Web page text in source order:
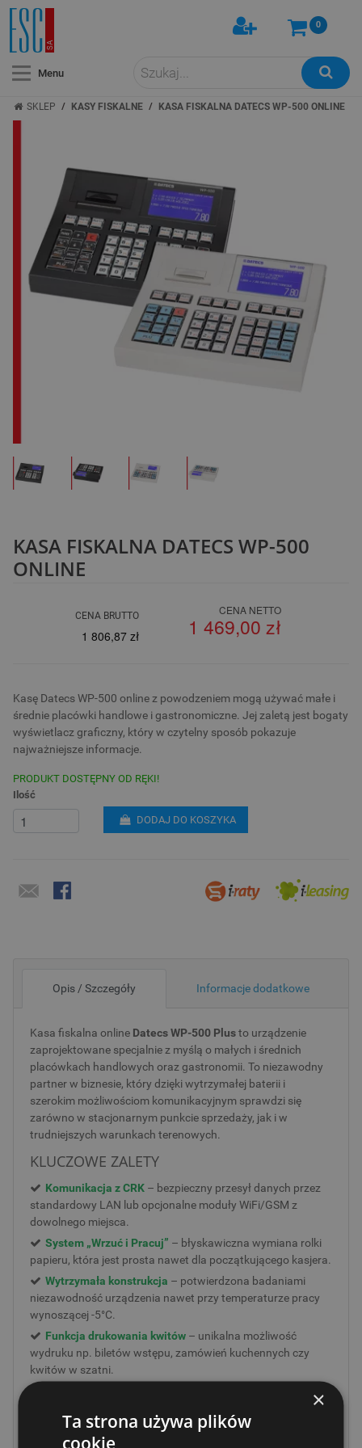
Menu
0
SKLEP / KASY FISKALNE / KASA FISKALNA DATECS WP-500 ONLINE
KASA FISKALNA DATECS WP-500
ONLINE
CENA BRUTTO
1 806,87 zł
CENA NETTO
1 469,00 zł
Kasę Datecs WP-500 online z powodzeniem mogą używać małe i
średnie placówki handlowe i gastronomiczne. Jej zaletą jest bogaty
wyświetlacz graficzny, który w czytelny sposób pokazuje
najważniejsze informacje.
PRODUKT DOSTĘPNY OD RĘKI!
Ilość
DODAJ DO KOSZYKA
Opis / Szczegóły Informacje dodatkowe
Kasa fiskalna online Datecs WP-500 Plusto urządzenie
zaprojektowane specjalnie z myślą o małych i średnich
placówkach handlowych oraz gastronomii. To niezawodny
partner w biznesie, który dzięki wytrzymałej baterii i
szerokim możliwościom komunikacyjnym sprawdzi się
zarówno w stacjonarnym punkcie sprzedaży, jak i w
trudniejszych warunkach terenowych.
KLUCZOWE ZALETY
Komunikacja z CRK – bezpieczny przesył danych przez
standardowy LAN lub opcjonalne moduły WiFi/GSM z
dowolnego miejsca.
System „Wrzuć i Pracuj” – błyskawiczna wymiana rolki
papieru, która jest prosta nawet dla początkującego kasjera.
Wytrzymała konstrukcja – potwierdzona badaniami
niezawodność urządzenia nawet przy temperaturze pracy
wynoszącej -5°C.
Funkcja drukowania kwitów – unikalna możliwość
wydruku np. biletów wstępu, zamówień kuchennych czy
kwitów w szatni.
000 kodów PLU pozwala na swobodne zarządzanie nawet
bardzo szerokim asortymentem.
×
Ta strona używa plików
cookie